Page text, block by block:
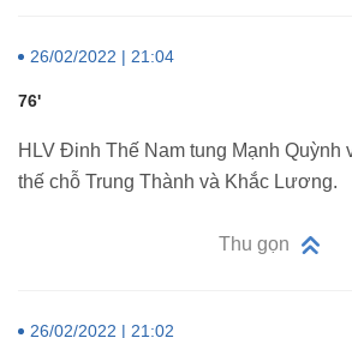
26/02/2022 | 21:04
76'
HLV Đinh Thế Nam tung Mạnh Quỳnh
thế chỗ Trung Thành và Khắc Lương.
Thu gọn
26/02/2022 | 21:02